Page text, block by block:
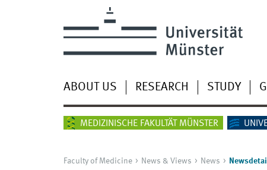
ABOUT US RESEARCH STUDY
MEDIZINISCHE FAKULTÄT MÜNSTER
Faculty of Medicine News & Views News